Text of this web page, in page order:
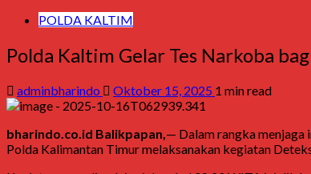
POLDA KALTIM
Polda Kaltim Gelar Tes Narkoba
adminbharindo Oktober 15, 2025 1 min read
bharindo.co.id Balikpapan,— Dalam rangka menjaga
Polda Kalimantan Timur melaksanakan kegiatan